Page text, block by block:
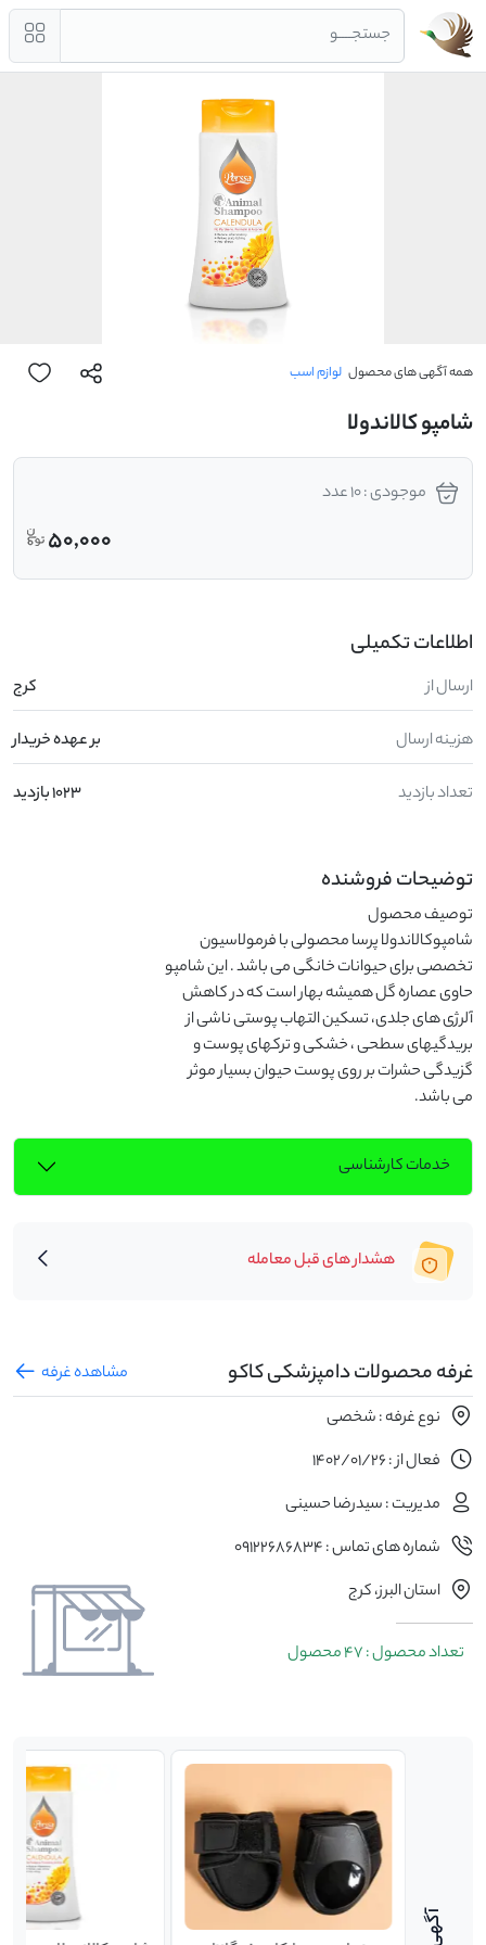
جستجــــو
همه آگهی های محصول لوازم اسب
شامپو کالاندولا
موجودی : 10 عدد
50,000
اطلاعات تکمیلی
ارسال از کرج
هزینه ارسال بر عهده خریدار
تعداد بازدید 1023 بازدید
توضیحات فروشنده
می باشد.
خدمات کارشناسی
هشدار های قبل معامله
غرفه محصولات دامپزشکی کاکو
مشاهده غرفه
نوع غرفه : شخصی
فعال از : 1402/01/26
مدیریت : سیدرضا حسینی
شماره های تماس : 09122686834
استان البرز، کرج
تعداد محصول : 47 محصول